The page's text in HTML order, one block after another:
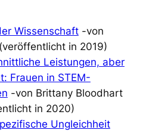
Wissenschaft-von
in 2019)
Leistungen, aber
Frauen in STEM-
-von Brittany Bloodhart
in 2020)
Ungleichheit